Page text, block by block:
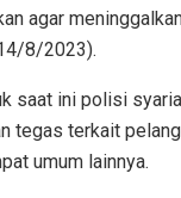
agar
8/2023).
saat ini polisi
tegas terkait
umum lainnya.